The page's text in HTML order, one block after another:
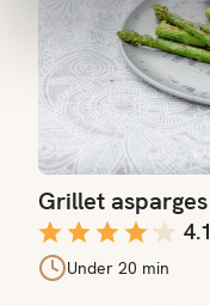
Grillet asparges
4.1
Under 20 min